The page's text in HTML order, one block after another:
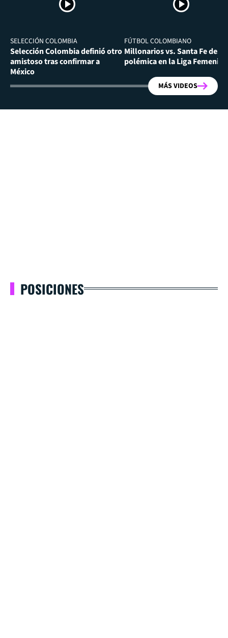
SELECCIÓN COLOMBIA
Selección Colombia definió otro
amistoso tras confirmar a
México
FÚTBOL COLOMBIANO
Millonarios vs. Santa Fe
polémica en la Liga Femenina
MÁS VIDEOS
POSICIONES